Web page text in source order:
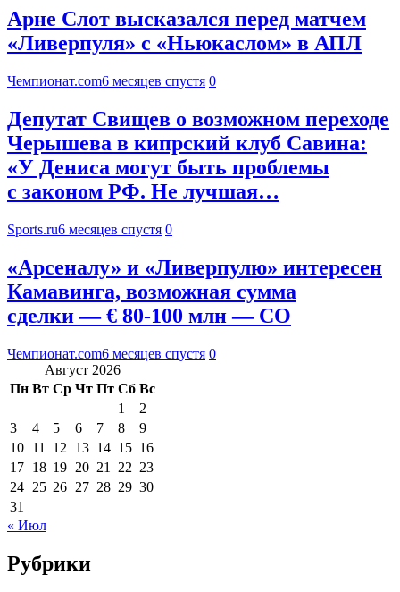
Арне Слот высказался перед матчем
«Ливерпуля» с «Ньюкаслом» в АПЛ
Чемпионат.com6 месяцев спустя 0
Депутат Свищев о возможном переходе
Черышева в кипрский клуб Савина:
«У Дениса могут быть проблемы
с законом РФ. Не лучшая…
Sports.ru6 месяцев спустя 0
«Арсеналу» и «Ливерпулю» интересен
Камавинга, возможная сумма
сделки — € 80-100 млн — CO
Чемпионат.com6 месяцев спустя 0
Август 2026
Пн Вт Ср Чт Пт Сб Вс
1
2
3
4 5 6 7 8
9
10 11 12 13 14 15 16
17 18 19 20 21 22 23
24 25 26 27 28 29 30
31
« Июл
Рубрики